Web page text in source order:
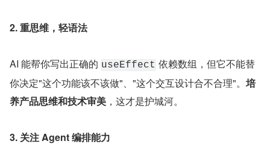
2. 重思维，轻语法
AI 能帮你写出正确的 useEffect 依赖数组，但它不能替
你决定"这个功能该不该做"、"这个交互设计合不合理"。 培
养产品思维和技术审美 ，这才是护城河。
3. 关注 Agent 编排能力